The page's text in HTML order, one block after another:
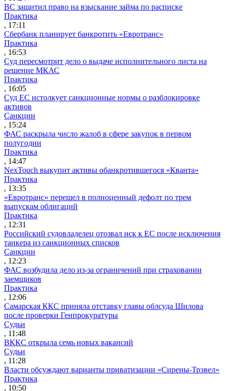
ВС защитил право на взыскание займа по расписке
Практика
, 17:11
Сбербанк планирует банкротить «Евротранс»
Практика
, 16:53
Суд пересмотрит дело о выдаче исполнительного листа на
решение МКАС
Практика
, 16:05
Суд ЕС истолкует санкционные нормы о разблокировке
активов
Санкции
, 15:24
ФАС раскрыла число жалоб в сфере закупок в первом
полугодии
Практика
, 14:47
NexTouch выкупит активы обанкротившегося «Кванта»
Практика
, 13:35
«Евротранс» перешел в полноценный дефолт по трем
выпускам облигаций
Практика
, 12:31
Российский судовладелец отозвал иск к ЕС после исключения
танкера из санкционных списков
Санкции
, 12:23
ФАС возбудила дело из-за ограничений при страховании
заемщиков
Практика
, 12:06
Самарская ККС приняла отставку главы облсуда Шилова
после проверки Генпрокуратуры
Судьи
, 11:48
ВККС открыла семь новых вакансий
Судьи
, 11:28
Власти обсуждают варианты приватизации «Сирены-Трэвел»
Практика
, 10:50